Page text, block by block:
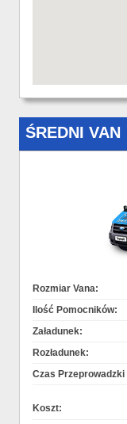
ŚREDNI VAN
Rozmiar Vana:
Ilość Pomocników:
Załadunek:
Rozładunek:
Czas Przeprowadzki
Koszt: